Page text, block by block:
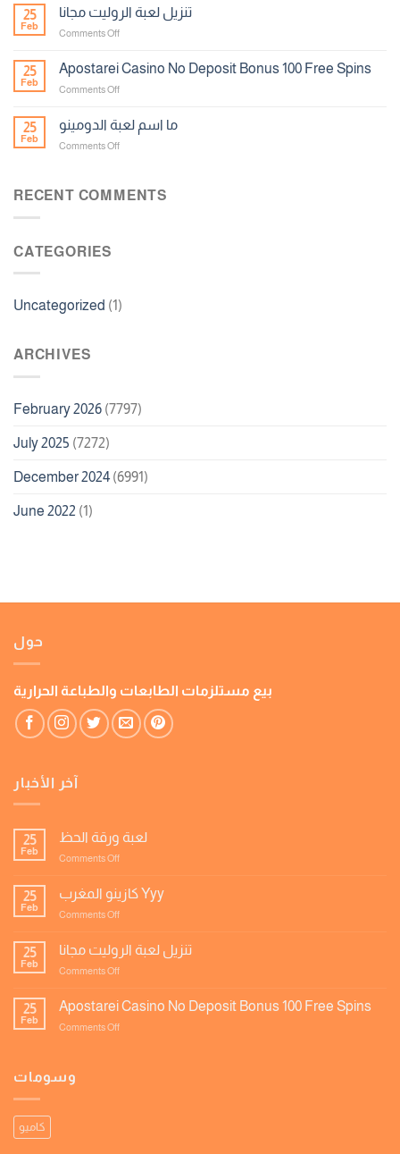
المغرب
Yyy
25
Feb
تنزيل لعبة الروليت مجانا
Comments Offon
لعبة
25
Feb
Apostarei Casino No Deposit Bonus 100 Free Spins
Comments Offon
Casino
No
Free
25
Feb
ما اسم لعبة الدومينو
Comments Offon
لعبة
RECENT COMMENTS
CATEGORIES
Uncategorized (1)
ARCHIVES
February 2026 (7797)
July 2025 (7272)
December 2024 (6991)
June 2022 (1)
حول
بيع مستلزمات الطابعات والطباعة الحرارية
آخر الأخبار
25
Feb
لعبة ورقة الحظ
Comments Offon
ورقة
الحظ
25
Feb
كازينو المغرب Yyy
Comments Offon
المغرب
Yyy
25
Feb
تنزيل لعبة الروليت مجانا
Comments Offon
لعبة
25
Feb
Apostarei Casino No Deposit Bonus 100 Free Spins
Comments Offon
وسومات
كاميو